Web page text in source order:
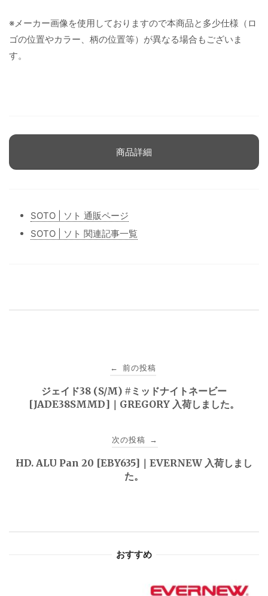
※メーカー画像を使用しておりますので本商品と多少仕様（ロ
ゴの位置やカラー、柄の位置等）が異なる場合もございま
す。
商品詳細
SOTO | ソト 通販ページ
SOTO | ソト 関連記事一覧
ゲ
← 前の投稿
ジェイド38 (S/M) #ミッドナイトネービー
[JADE38SMMD]｜GREGORY 入荷しました。
次の投稿 →
HD. ALU Pan 20 [EBY635]｜EVERNEW 入荷しまし
た。
おすすめ